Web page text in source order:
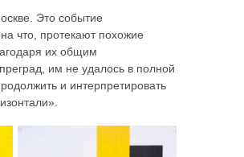
Это событие
что, протекают похожие
их общим
им не удалось в полной
и интерпретировать